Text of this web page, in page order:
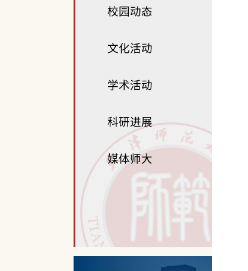
校园动态
文化活动
学术活动
科研进展
媒体师大